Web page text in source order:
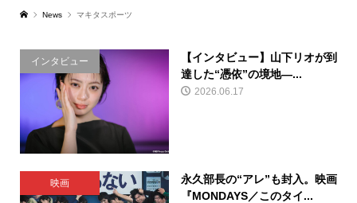
News マキタスポーツ
インタビュー
【インタビュー】山下リオが到
達した“憑依”の境地―...
2026.06.17
映画
永久部長の“アレ”も封入。映画
『MONDAYS／このタイ...